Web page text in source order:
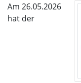
Am 26.05.2026
hat der